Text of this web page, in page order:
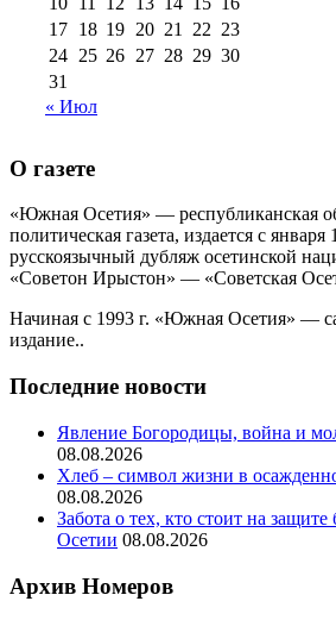
17 18 19 20 21 22 23
24 25 26 27 28 29 30
31
« Июл
О газете
«Южная Осетия» — республиканская
политическая газета, издается с января
русскоязычный дубляж осетинской
«Советон Ирыстон» — «Советская
Начиная с 1993 г. «Южная Осетия» —
издание..
Последние новости
Явление Богородицы, война и
08.08.2026
Хлеб – символ жизни в
08.08.2026
Забота о тех, кто стоит на
Осетии 08.08.2026
Архив Номеров